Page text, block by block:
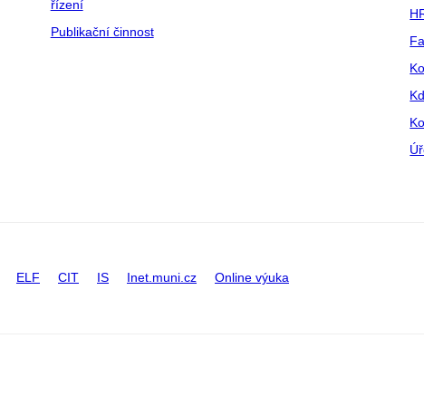
řízení
Publikační činnost
ELF CIT IS Inet.muni.cz Online výuka